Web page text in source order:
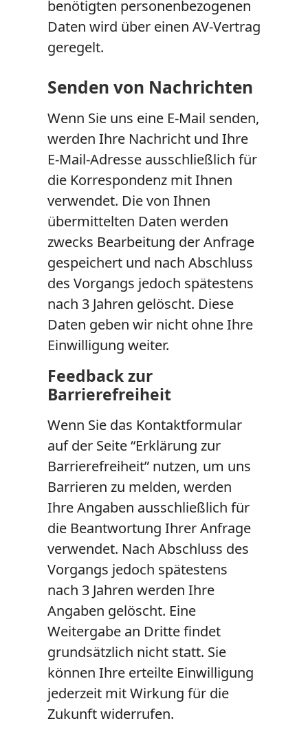
benötigten personenbezogenen
Daten wird über einen AV-Vertrag
geregelt.
Senden von Nachrichten
Wenn Sie uns eine E-Mail senden,
werden Ihre Nachricht und Ihre
E-Mail-Adresse ausschließlich für
die Korrespondenz mit Ihnen
verwendet. Die von Ihnen
übermittelten Daten werden
zwecks Bearbeitung der Anfrage
gespeichert und nach Abschluss
des Vorgangs jedoch spätestens
nach 3 Jahren gelöscht. Diese
Daten geben wir nicht ohne Ihre
Einwilligung weiter.
Feedback zur
Barrierefreiheit
Wenn Sie das Kontaktformular
auf der Seite “Erklärung zur
Barrierefreiheit” nutzen, um uns
Barrieren zu melden, werden
Ihre Angaben ausschließlich für
die Beantwortung Ihrer Anfrage
verwendet. Nach Abschluss des
Vorgangs jedoch spätestens
nach 3 Jahren werden Ihre
Angaben gelöscht. Eine
Weitergabe an Dritte findet
grundsätzlich nicht statt. Sie
können Ihre erteilte Einwilligung
jederzeit mit Wirkung für die
Zukunft widerrufen.